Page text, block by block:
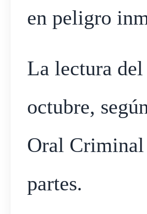
en peligro
La lectura
octubre,
Oral
partes.